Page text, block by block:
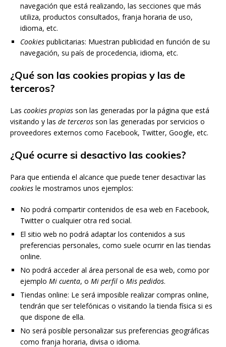
navegación que está realizando, las secciones que más
utiliza, productos consultados, franja horaria de uso,
idioma, etc.
Cookies publicitarias: Muestran publicidad en función de su
navegación, su país de procedencia, idioma, etc.
¿Qué son las cookies propias y las de
terceros?
Las cookies propias son las generadas por la página que está
visitando y las de terceros son las generadas por servicios o
proveedores externos como Facebook, Twitter, Google, etc.
¿Qué ocurre si desactivo las cookies?
Para que entienda el alcance que puede tener desactivar las
cookies le mostramos unos ejemplos:
No podrá compartir contenidos de esa web en Facebook,
Twitter o cualquier otra red social.
El sitio web no podrá adaptar los contenidos a sus
preferencias personales, como suele ocurrir en las tiendas
online.
No podrá acceder al área personal de esa web, como por
ejemplo Mi cuenta, o Mi perfil o Mis pedidos.
Tiendas online: Le será imposible realizar compras online,
tendrán que ser telefónicas o visitando la tienda física si es
que dispone de ella.
No será posible personalizar sus preferencias geográficas
como franja horaria, divisa o idioma.